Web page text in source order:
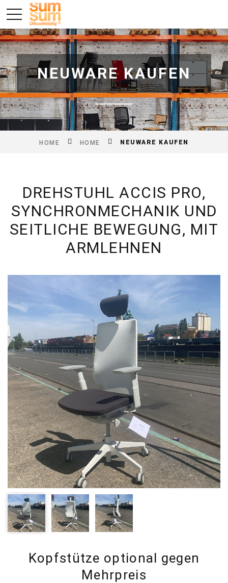
NEUWARE KAUFEN
HOME HOME NEUWARE KAUFEN
DREHSTUHL ACCIS PRO,
SYNCHRONMECHANIK UND
SEITLICHE BEWEGUNG, MIT
ARMLEHNEN
Kopfstütze optional gegen
Mehrpreis